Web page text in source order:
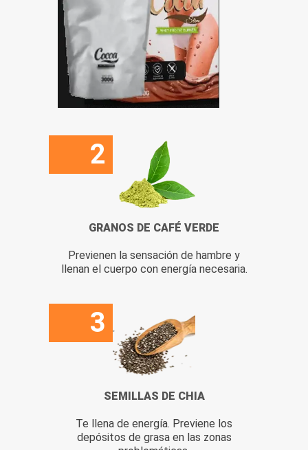
2
GRANOS DE CAFÉ VERDE
Previenen la sensación de hambre y
llenan el cuerpo con energía necesaria.
3
SEMILLAS DE CHIA
Te llena de energía. Previene los
depósitos de grasa en las zonas